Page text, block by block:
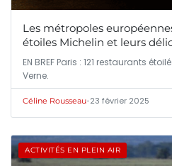
Les métropoles
étoiles Michelin et leurs
EN BREF Paris : 121 restaurants
Verne.
Céline Rousseau•23 février 2025
ACTIVITÉS EN PLEIN AIR